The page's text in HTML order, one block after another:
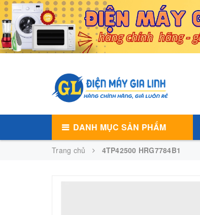
DANH MỤC SẢN PHẨM
Trang chủ 4TP42500 HRG7784B1